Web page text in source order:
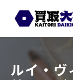
ルイ・ヴ